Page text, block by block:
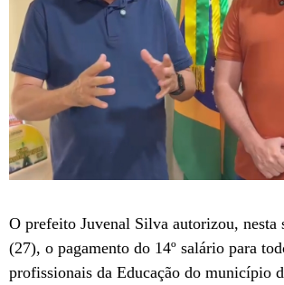
O prefeito Juvenal Silva autorizou, nesta
(27), o pagamento do 14º salário para
profissionais da Educação do município